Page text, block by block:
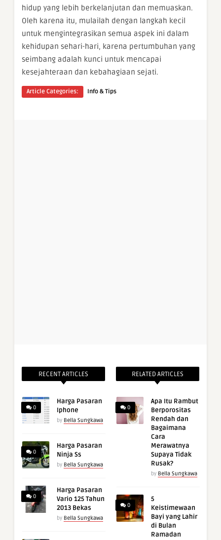
hidup yang lebih berkelanjutan dan memuaskan.
Oleh karena itu, mulailah dengan langkah kecil
untuk mengintegrasikan semua aspek ini dalam
kehidupan sehari-hari, karena pertumbuhan yang
seimbang adalah kunci untuk mencapai
kesejahteraan dan kebahagiaan sejati.
Article Categories: Info & Tips
RECENT ARTICLES
0
Harga Pasaran
Iphone
by Bella Sungkawa
0
Harga Pasaran
Ninja Ss
by Bella Sungkawa
0
Harga Pasaran
Vario 125 Tahun
2013 Bekas
by Bella Sungkawa
RELATED ARTICLES
0
Apa Itu Rambut
Berporositas
Rendah dan
Bagaimana
Cara
Merawatnya
Supaya Tidak
Rusak?
by Bella Sungkawa
0
5
Keistimewaan
Bayi yang Lahir
di Bulan
Ramadan